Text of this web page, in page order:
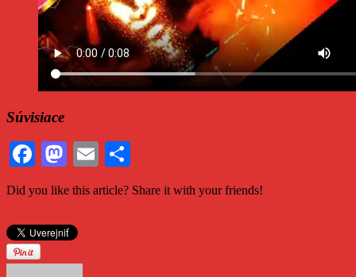
Súvisiace
Facebook
Mastodon
Email
Did you like this article? Share it with your friends!